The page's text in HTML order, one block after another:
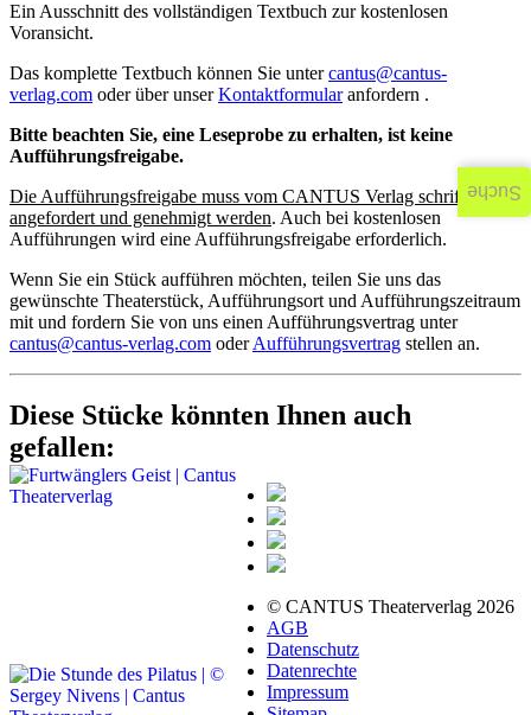
Ein Ausschnitt des vollständigen Textbuch zur kostenlosen
Voransicht.
Das komplette Textbuch können Sie untercantus@cantus-
verlag.com oder über unserKontaktformularanfordern .
Bitte beachten Sie, eine Leseprobe zu erhalten, ist keine
Aufführungsfreigabe.
Die Aufführungsfreigabe muss vom CANTUS Verlag schriftlich
angefordert und genehmigt werden. Auch bei kostenlosen
Aufführungen wird eine Aufführungsfreigabe erforderlich.
Wenn Sie ein Stück aufführen möchten, teilen Sie uns das
gewünschte Theaterstück, Aufführungsort und Aufführungszeitraum
mit und fordern Sie von uns einen Aufführungsvertrag unter
cantus@cantus-verlag.com oderAufführungsvertrag stellen an.
Diese Stücke könnten Ihnen auch
gefallen:
© CANTUS Theaterverlag 2026
AGB
Datenschutz
Datenrechte
Impressum
Suche